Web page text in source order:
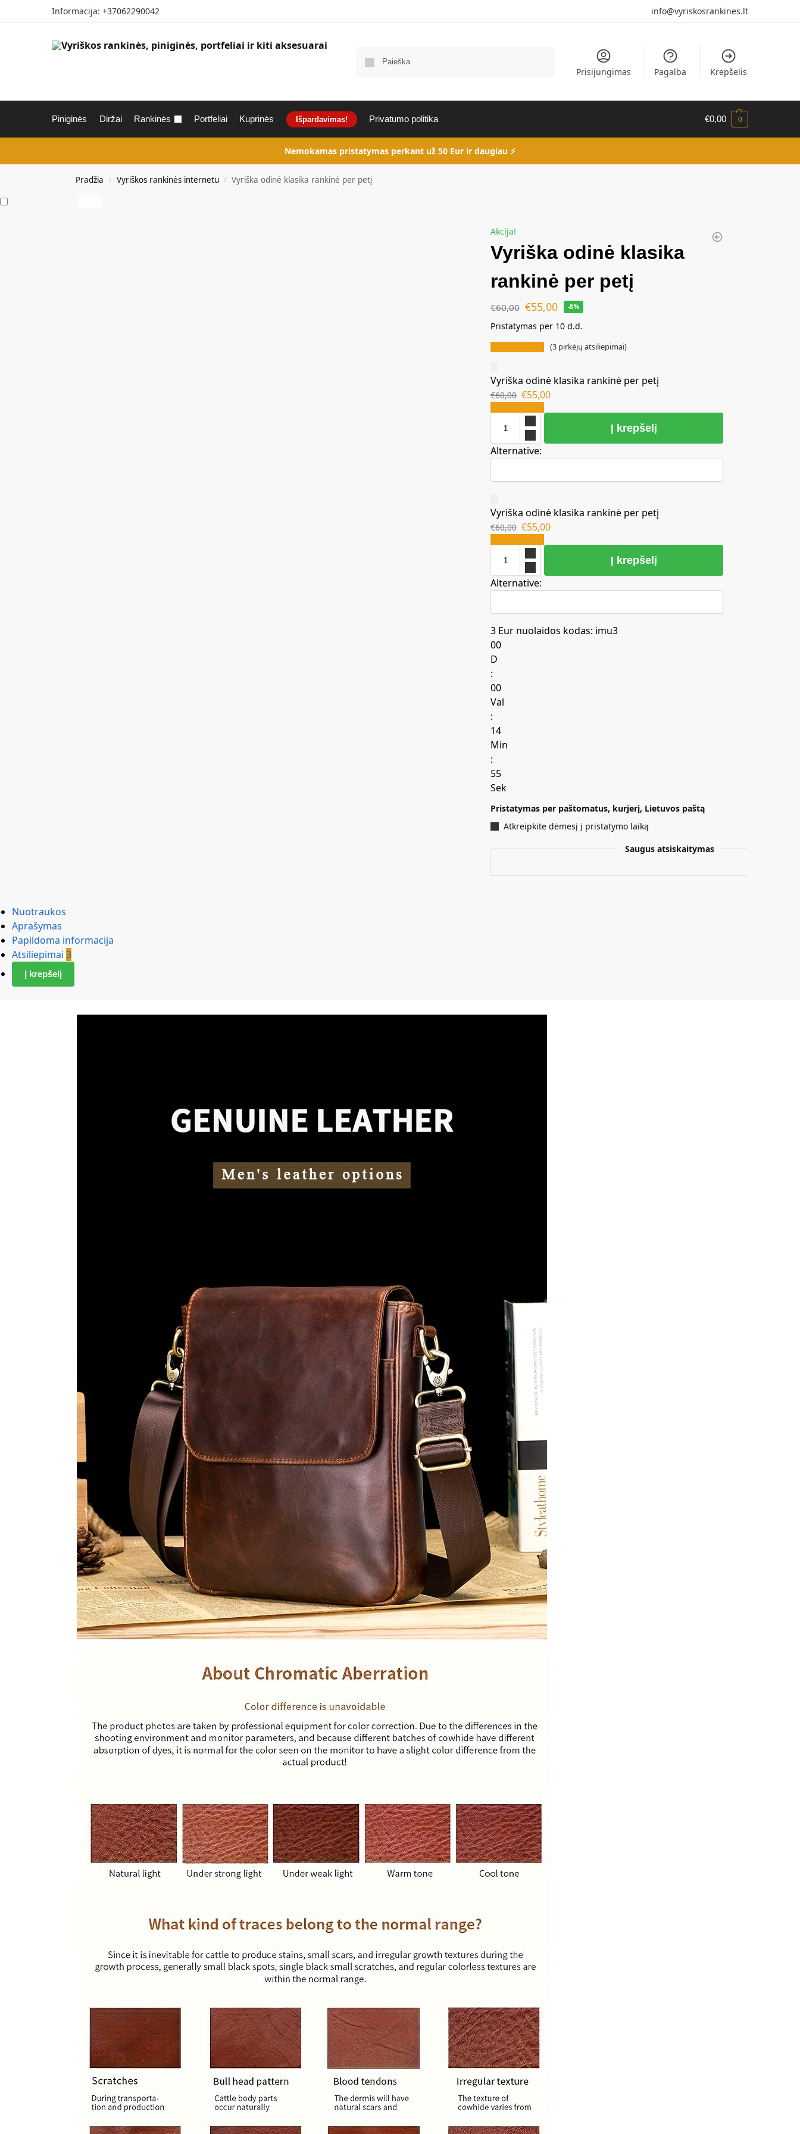
Informacija: +37062290042 info@vyriskosrankines.lt
Prisijungimas Pagalba Krepšelis
Piniginės Diržai Rankinės Portfeliai Kuprinės Išpardavimas! Privatumo politika €0,00 0
Nemokamas pristatymas perkant už 50 Eur ir daugiau ⚡
Pradžia / Vyriškos rankinės internetu / Vyriška odinė klasika rankinė per petį
Akcija!
Vyriška odinė klasika
rankinė per petį
€60,00 €55,00 -8%
Pristatymas per 10 d.d.
(3pirkėjų atsiliepimai)
Vyriška odinė klasika rankinė per petį
€60,00 €55,00
Į krepšelį
Alternative:
Vyriška odinė klasika rankinė per petį
€60,00 €55,00
Į krepšelį
Alternative:
3 Eur nuolaidos kodas: imu3
00
D
:
00
Val
:
14
Min
:
53
Sek
Pristatymas per paštomatus, kurjerį, Lietuvos paštą
Atkreipkite dėmesį į pristatymo laiką
Saugus atsiskaitymas
Nuotraukos
Aprašymas
Papildoma informacija
Atsiliepimai 3
Į krepšelį